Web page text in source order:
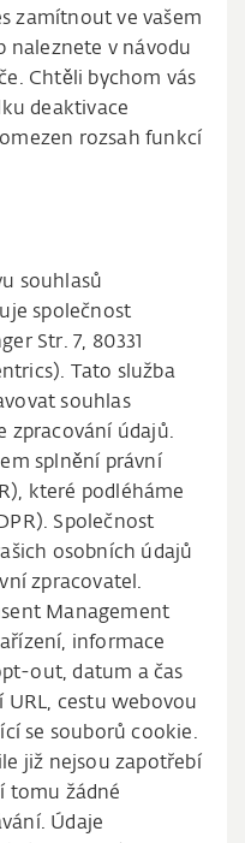
zamítnout ve vašem
naleznete v návodu
Chtěli bychom vás
deaktivace
rozsah funkcí
souhlasů
společnost
Str. 7, 80331
Tato služba
souhlas
zpracování údajů.
splnění právní
které podléháme
Společnost
osobních údajů
zpracovatel.
Management
informace
out, datum a čas
URL, cestu webovou
se souborů cookie.
již nejsou zapotřebí
tomu žádné
Údaje